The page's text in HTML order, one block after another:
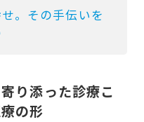
。その手伝いを
り添った診療こ
の形